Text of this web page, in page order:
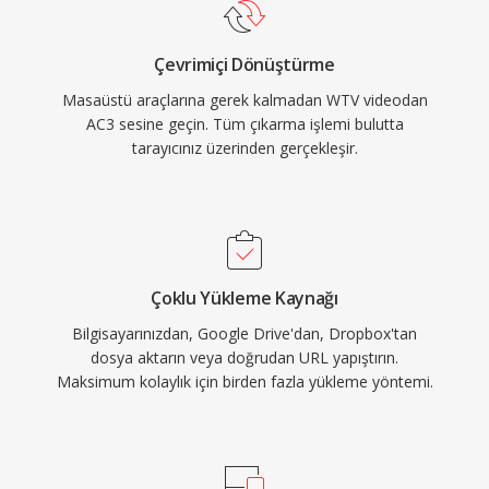
ve üçüncü taraf video araçları tarafından
işlenebilmektedir.Çevrimiçi Dönüştürme
Masaüstü araçlarına gerek kalmadan WTV videodan
AC3 sesine geçin. Tüm çıkarma işlemi bulutta
tarayıcınız üzerinden gerçekleşir.
Çoklu Yükleme Kaynağı
Bilgisayarınızdan, Google Drive'dan, Dropbox'tan
dosya aktarın veya doğrudan URL yapıştırın.
Maksimum kolaylık için birden fazla yükleme yöntemi.